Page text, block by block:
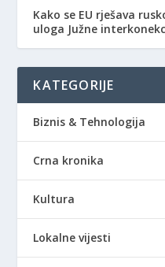
Kako se EU rješava
uloga Južne
KATEGORIJE
Biznis & Tehnologija
Crna kronika
Kultura
Lokalne vijesti